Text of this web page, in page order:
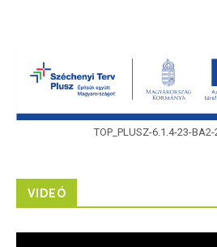
TOP_PLUSZ-6.1.4-23-
VIDEÓ